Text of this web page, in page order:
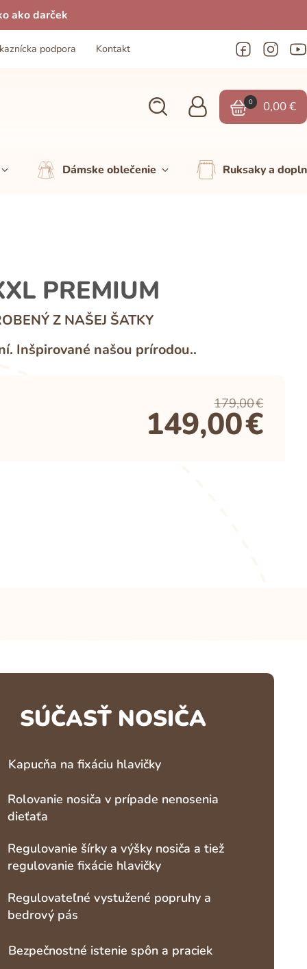
ako darček
podpora Kontakt
0 0,00€
Dámske oblečenie Ruksaky a
PREMIUM
Z NAŠEJ ŠATKY
Inšpirované našou prírodou..
179,00€
149,00€
SÚČASŤ NOSIČA
Kapucňa na fixáciu hlavičky
Rolovanie nosiča v prípade nenosenia
dieťaťa
Regulovanie šírky a výšky nosiča a tiež
regulovanie fixácie hlavičky
Regulovateľné vystužené popruhy a
bedrový pás
Bezpečnostné istenie spôn a praciek